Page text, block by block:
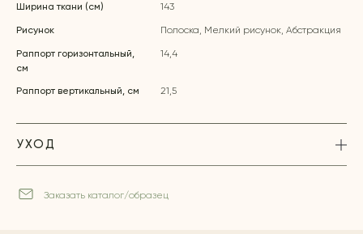
Ширина ткани (см) 143
Рисунок Полоска, Мелкий рисунок, Абстракция
Раппорт горизонтальный,
см
14,4
Раппорт вертикальный, см 21,5
УХОД
Заказать каталог/образец